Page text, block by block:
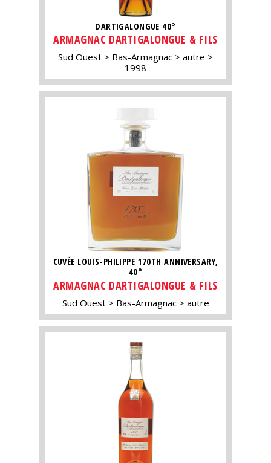
DARTIGALONGUE 40°
ARMAGNAC DARTIGALONGUE & FILS
Sud Ouest Bas-Armagnac
autre
1998
CUVÉE LOUIS-PHILIPPE 170TH ANNIVERSARY,
40°
ARMAGNAC DARTIGALONGUE & FILS
Sud Ouest Bas-Armagnac autre